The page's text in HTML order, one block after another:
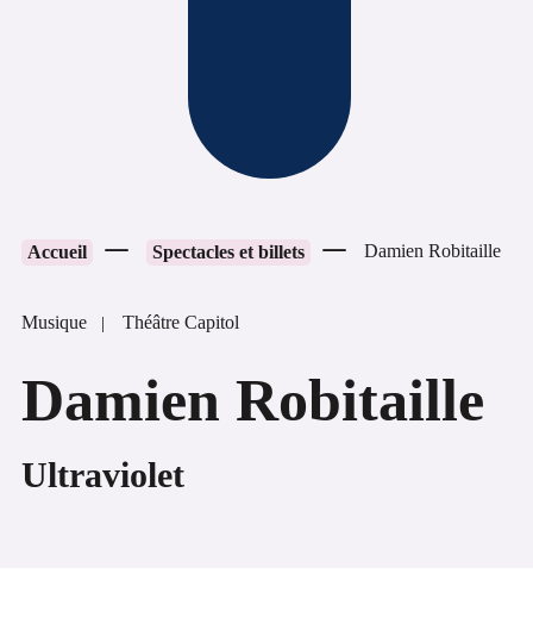
Accueil Spectacles et billets Damien Robitaille
Musique Théâtre Capitol
Damien Robitaille
Ultraviolet